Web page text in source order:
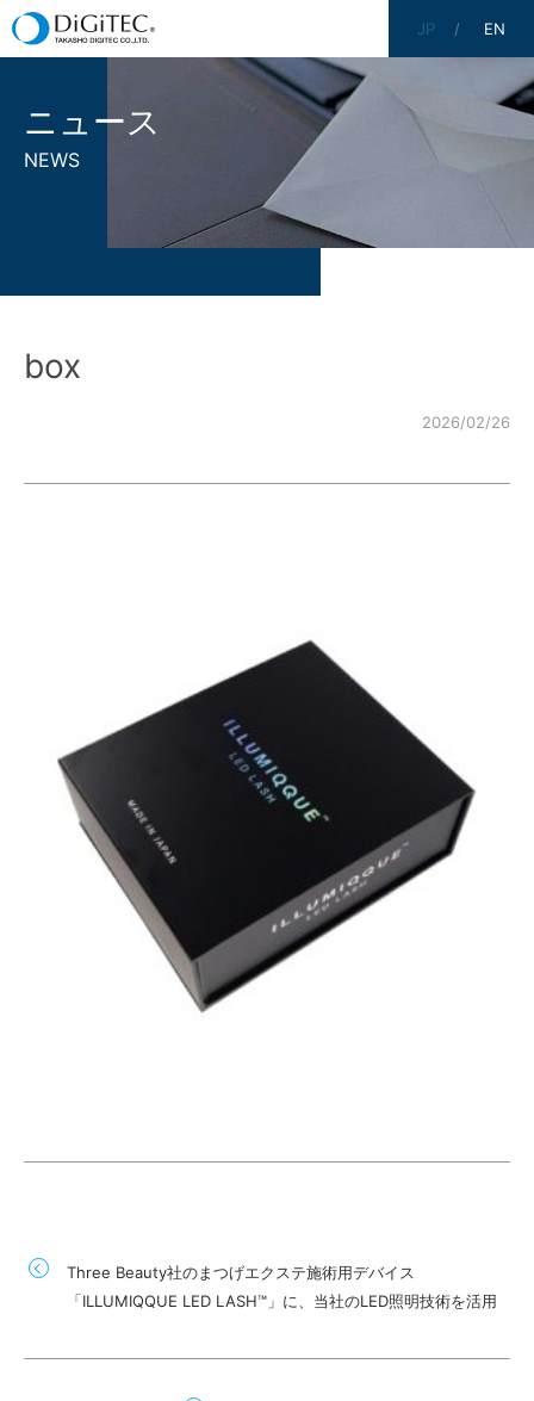
JP EN
ニュース
NEWS
box
2026/02/26
Three Beauty社のまつげエクステ施術用デバイス
「ILLUMIQQUE LED LASH™」に、当社のLED照明技術を活用